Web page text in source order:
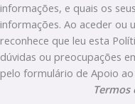
informações, e quais os
informações. Ao aceder ou
reconhece que leu esta
dúvidas ou preocupações
pelo formulário de Apoio ao
Termos